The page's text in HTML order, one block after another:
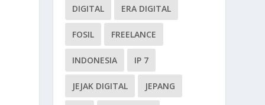
DIGITAL ERA DIGITAL
FOSIL FREELANCE
INDONESIA IP 7
JEJAK DIGITAL JEPANG